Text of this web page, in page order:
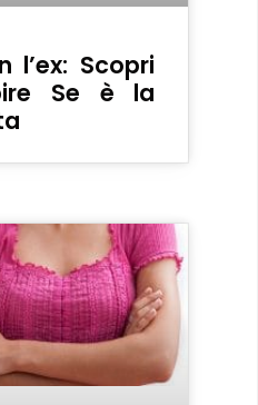
l’ex: Scopri
Se è la